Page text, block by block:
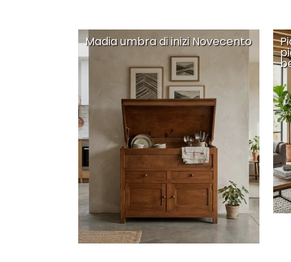
Madia umbra di inizi Novecento